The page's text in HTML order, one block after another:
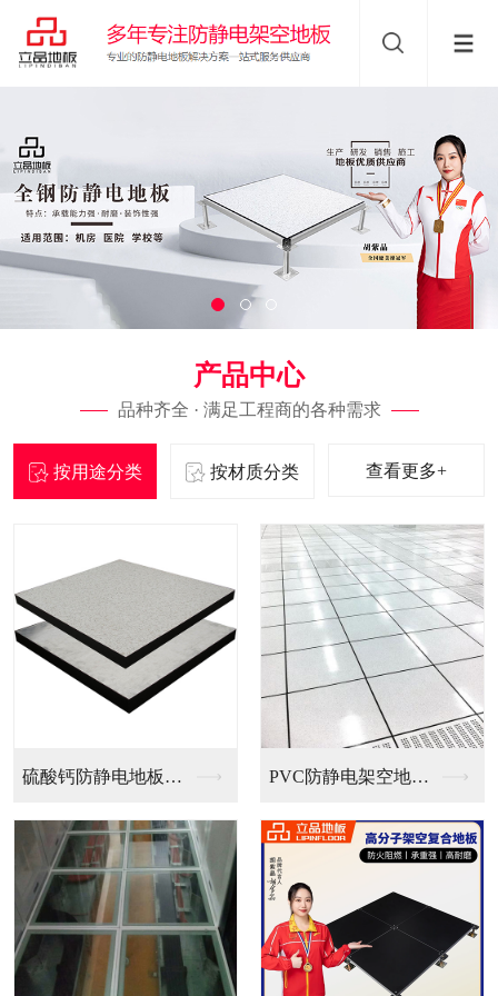
产品中心
品种齐全 · 满足工程商的各种需求
按用途分类 按材质分类 查看更多+
全钢无边防静电地板